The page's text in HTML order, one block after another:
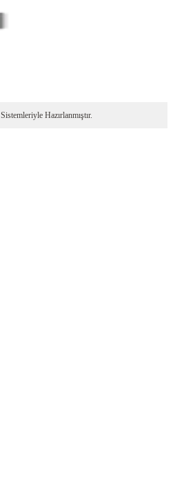
Sistemleriyle Hazırlanmıştır.